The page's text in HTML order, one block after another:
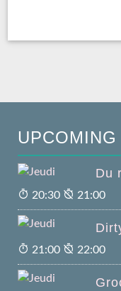
Du
20:30 21:00
21:00 22:00